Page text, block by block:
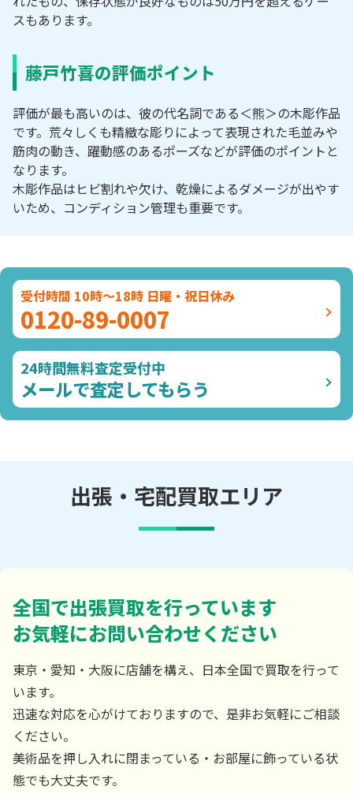
スもあります。
藤戸竹喜の評価ポイント
評価が最も高いのは、彼の代名詞である＜熊＞の木彫作品
です。荒々しくも精緻な彫りによって表現された毛並みや
筋肉の動き、躍動感のあるポーズなどが評価のポイントと
なります。
木彫作品はヒビ割れや欠け、乾燥によるダメージが出やす
いため、コンディション管理も重要です。
受付時間 10時～18時 日曜・祝日休み
0120-89-0007
24時間無料査定受付中
メールで査定してもらう
出張・宅配買取エリア
全国で出張買取を行っています
お気軽にお問い合わせください
東京・愛知・大阪に店舗を構え、日本全国で買取を行って
います。
迅速な対応を心がけておりますので、是非お気軽にご相談
ください。
美術品を押し入れに閉まっている・お部屋に飾っている状
態でも大丈夫です。